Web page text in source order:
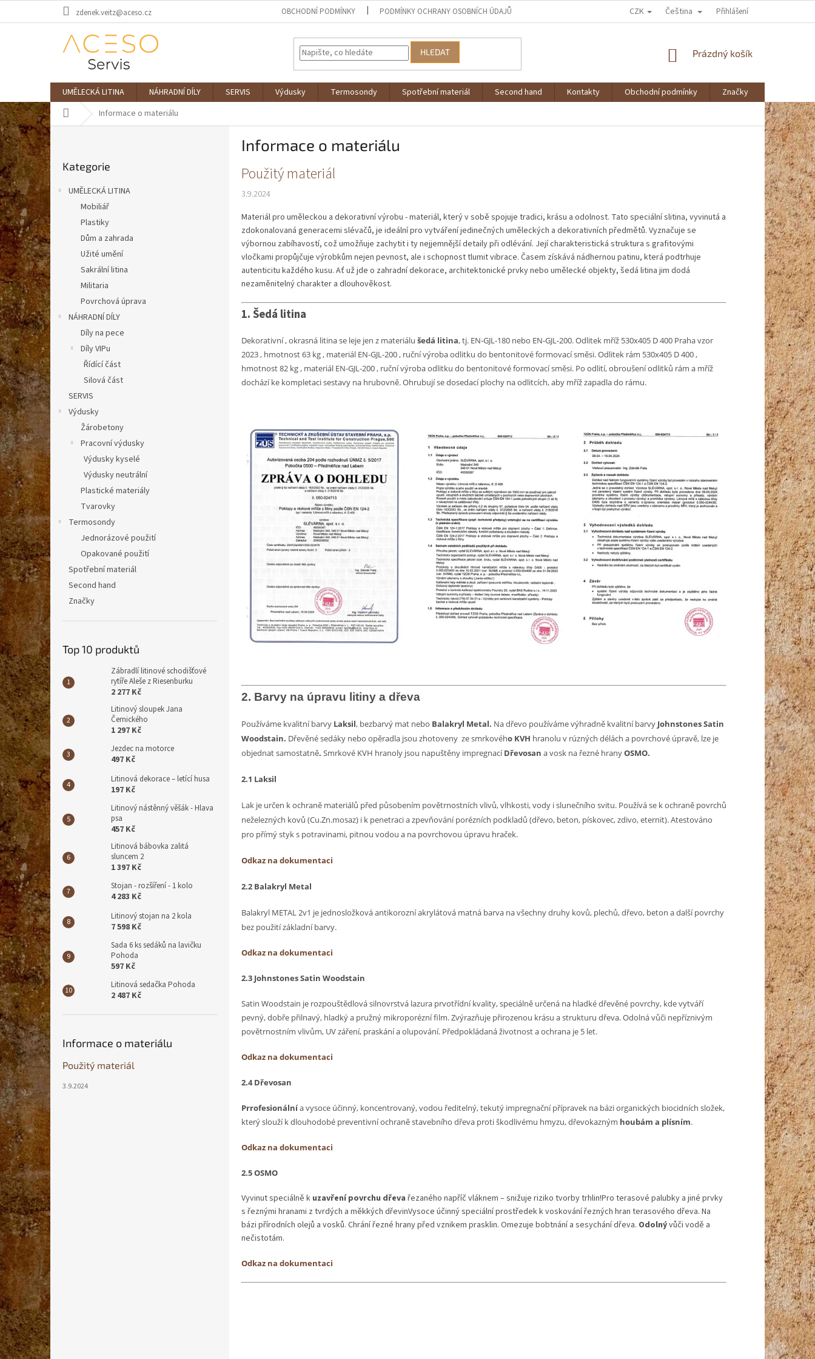
zdenek.veitz@aceso.cz OBCHODNÍ PODMÍNKY PODMÍNKY OCHRANY OSOBNÍCH ÚDAJŮ CZK Čeština Přihlášení
HLEDAT
NÁKUPNÍ
Prázdný košík
UMĚLECKÁ LITINA NÁHRADNÍ DÍLY SERVIS Výdusky Termosondy Spotřební materiál Second hand Kontakty Obchodní podmínky
Značky
Domů Informace o materiálu
P
o
s
t
r
n
n
í
p
a
n
e
l
kategorie
Kategorie
UMĚLECKÁ LITINA
Mobiliář
Plastiky
Dům a zahrada
Užité umění
Sakrální litina
Militaria
Povrchová úprava
NÁHRADNÍ DÍLY
Díly na pece
Díly VIPu
Řídící část
Silová část
SERVIS
Výdusky
Žárobetony
Pracovní výdusky
Výdusky kyselé
Výdusky neutrální
Plastické materiály
Tvarovky
Termosondy
Jednorázové použití
Opakované použití
Spotřební materiál
Second hand
Značky
Top 10 produktů
Zábradlí litinové schodišťové
rytíře Aleše z Riesenburku
2 277 Kč
Litinový sloupek Jana
Černického
1 297 Kč
Jezdec na motorce
497 Kč
Litinová dekorace – letící husa
197 Kč
Litinový nástěnný věšák - Hlava
psa
457 Kč
Litinová bábovka zalitá
sluncem 2
1 397 Kč
Stojan - rozšíření - 1 kolo
4 283 Kč
Litinový stojan na 2 kola
7 598 Kč
Sada 6 ks sedáků na lavičku
Pohoda
597 Kč
Litinová sedačka Pohoda
2 487 Kč
Informace o materiálu
Použitý materiál
3.9.2024
Informace o materiálu
V
p
i
s
č
l
á
n
k
ů
Použitý materiál
3.9.2024
Materiál pro uměleckou a dekorativní výrobu - materiál, který v sobě spojuje tradici, krásu a odolnost. Tato speciální slitina, vyvinutá a
zdokonalovaná generacemi slévačů, je ideální pro vytváření jedinečných uměleckých a dekorativních předmětů. Vyznačuje se
výbornou zabíhavostí, což umožňuje zachytit i ty nejjemnější detaily při odlévání. Její charakteristická struktura s grafitovými
vločkami propůjčuje výrobkům nejen pevnost, ale i schopnost tlumit vibrace. Časem získává nádhernou patinu, která podtrhuje
autenticitu každého kusu. Ať už jde o zahradní dekorace, architektonické prvky nebo umělecké objekty, šedá litina jim dodá
nezaměnitelný charakter a dlouhověkost.
1. Šedá litina
Dekorativní , okrasná litina se leje jen z materiálu šedá litina, tj. EN-GJL-180 nebo EN-GJL-200.Odlitek mříž 530x405 D 400 Praha vzor
2023 , hmotnost 63 kg , materiál EN-GJL-200 , ruční výroba odlitku do bentonitovéformovací směsi.Odlitek rám 530x405 D 400 ,
hmotnost 82 kg , materiál EN-GJL-200 , ruční výroba odlitku do bentonitové formovací směsi. Po odlití, obroušení odlitků rám a mříž
dochází ke kompletaci sestavy na hrubovně. Ohrubují se dosedací plochy na odlitcích,aby mříž zapadla do rámu.
2. Barvy na úpravu litiny a dřeva
Používáme kvalitní barvy Laksil, bezbarvý mat nebo Balakryl Metal. Na dřevo používáme výhradně kvalitní barvy Johnstones Satin
Woodstain. Dřevěnésedáky nebo opěradla jsou zhotoveny ze smrkového KVH hranolu v rúzných délách a povrchové úpravě, lze je
objednat samostatně. Smrkové KVH hranoly jsou napuštěny impregnacíDřevosan a vosk na řezné hranyOSMO.
2.1 Laksil
Lak je určen k ochraně materiálů před působením povětrnostních vlivů, vlhkosti, vody i slunečního svitu. Používá se k ochraně povrchů
neželezných kovů (Cu.Zn.mosaz) i k penetraci a zpevňování porézních podkladů (dřevo, beton, pískovec, zdivo, eternit). Atestováno
pro přímý styk s potravinami, pitnou vodou a na povrchovou úpravu hraček.
Odkaz na dokumentaci
2.2 Balakryl Metal
Balakryl METAL 2v1 je jednosložková antikorozní akrylátová matná barva na všechny druhy kovů, plechů, dřevo, beton a další povrchy
bez použití základní barvy.
Odkaz na dokumentaci
2.3 Johnstones Satin Woodstain
Satin Woodstain je rozpouštědlová silnovrstvá lazura prvotřídní kvality, speciálně určená na hladké dřevěné povrchy, kde vytváří
pevný, dobře přilnavý, hladký a pružný mikroporézní film. Zvýrazňuje přirozenou krásu a strukturu dřeva. Odolná vůči nepříznivým
povětrnostním vlivům, UV záření, praskání a olupování. Předpokládaná životnost a ochrana je 5 let.
Odkaz na dokumentaci
2.4 Dřevosan
Prrofesionálnía vysoce účinný, koncentrovaný, vodou ředitelný, tekutý impregnační přípravek na bázi organických biocidních složek,
který slouží k dlouhodobé preventivní ochraně stavebního dřeva proti škodlivému hmyzu, dřevokazným houbám a plísním.
Odkaz na dokumentaci
2.5 OSMO
Vyvinut speciálně k uzavření povrchu dřeva řezaného napříč vláknem – snižuje riziko tvorby trhlin!Pro terasové palubky a jiné prvky
s řeznými hranami z tvrdých a měkkých dřevinVysoce účinný speciální prostředek k voskování řezných hran terasového dřeva. Na
bázi přírodních olejů a vosků. Chrání řezné hrany před vznikem prasklin. Omezuje bobtnání a sesychání dřeva. Odolnývůči vodě a
nečistotám.
Odkaz na dokumentaci